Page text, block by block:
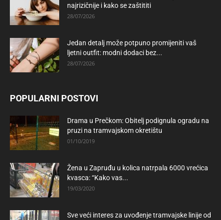
najrizičnije i kako se zaštititi
28/07/2026
Jedan detalj može potpuno promijeniti vaš
ljetni outfit: modni dodaci bez...
28/07/2026
POPULARNI POSTOVI
Drama u Prečkom: Obitelj podignula ogradu na
pruzi na tramvajskom okretištu
01/10/2019
Žena u Zapruđu u kolica natrpala 6000 vrećica
kvasca: “Kako vas...
19/03/2020
Sve veći interes za uvođenje tramvajske linije od